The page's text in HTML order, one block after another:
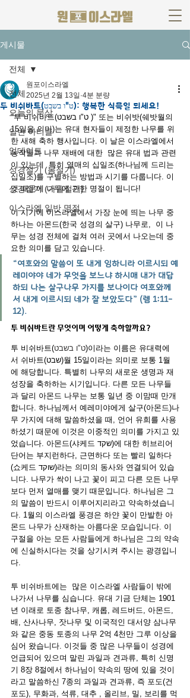
게시물
전체
오늘의 묵상
일반 아티클
업데이트
성경절기 (봄절기)
성경절기 (가을절기)
이스라엘 일반 명절
전체
투 비쉬바트(ט"ו בשבט): 행복한 식목일 되세요!
원포이스라엘
2025년 2월 13일 4분 분량
"투 비쉬바트(ט"ו בשבט )" 또는 비쉬밧(쉐밧월의
15일을 의미)는 유대 현자들이 제정한 나무를 위
한 새해 축하 행사입니다. 이 날은 이스라엘에서
농작물과 나무 재배에 대한  많은 유대 법과 관련
이 있는데  특히 열매의 십일조(하나님께 드리는
십일조)를 구별하는 방법과 시기를 다룹니다. 이
것 때문에 나무에 관한 명절이 됩니다!
이 시기에 이스라엘에서 가장 눈에 띄는 나무 중
하나는 아몬드(한국 성경의 살구) 나무로,  이 나
무는 성경 전체에 걸쳐 여러 곳에서 나오는데 중
요한 의미를 담고 있습니다.
“여호와의 말씀이 또 내게 임하니라 이르시되 예
레미야야 네가 무엇을 보느냐 하시매 내가 대답
하되 나는 살구나무 가지를 보나이다 여호와께
서 내게 이르시되 네가 잘 보았도다” (렘 1:11-
12).
투 비쉬바트란 무엇이며 어떻게 축하할까요?
투 비쉬바트(ט"ו בשבט)이라는 이름은 유대력에
서 쉬바트(שבט)월 15일이라는 의미로 보통 1월
에 해당합니다. 특별히 나무의 새로운 생명과 재
성장을 축하하는 시기입니다. 다른 모든 나무들
과 달리 아몬드 나무는 보통 일년 중 이맘때 만개
합니다. 하나님께서 예레미야에게 살구(아몬드)나
무 가지에 대해 말씀하셨을 때, 언어 유희를 사용
하셨기 때문에 이것은 이중적인 의미를 가지고 있
었습니다. 아몬드(샤케드 שקד)에 대한 히브리어
단어는 부지런하다, 근면하다 또는 빨리 일하다
(쇼케드 שוקד)라는 의미의 동사와 연결되어 있습
니다. 나무가 싹이 나고 꽃이 피고 다른 모든 나무
보다 먼저 열매를 맺기 때문입니다. 하나님은 그
의 말씀이 반드시 이루어지리라고 약속하셨습니
다. 1월의 이스라엘 풍경은 하얀 꽃이 만발한 아
몬드 나무가 산재하는 아름다운 모습입니다. 이
구절을 아는 모든 사람들에게 하나님은 그의 약속
에 신실하시다는 것을 상기시켜 주시는 광경입니
다.
투 비쉬바트에는  많은 이스라엘 사람들이 밖에
나가서 나무를 심습니다. 유대 기금 단체는 1901
년 이래로 토종 참나무, 캐롭, 레드버드, 아몬드,
배, 산사나무, 잣나무 및 이국적인 대서양 삼나무
와 같은 중동 토종의 나무 2억 4천만 그루 이상을
심어 왔습니다. 이것들 중 많은 나무들이 성경에
언급되어 있으며 말린 과일과 견과류, 특히 신명
기 8장 8절에서 하나님이 약속의 땅에 있을 것이
라고 말씀하신 7종의 과일과 견과류, 즉 포도(건
포도), 무화과, 석류, 대추 , 올리브, 밀, 보리를 먹